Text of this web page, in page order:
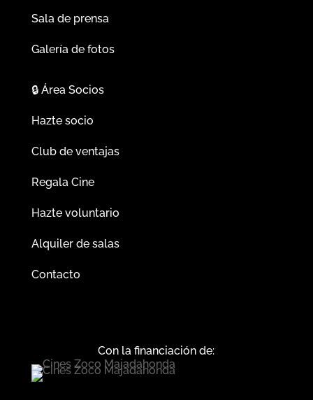
Sala de prensa
Galería de fotos
🔒Área Socios
Hazte socio
Club de ventajas
Regala Cine
Hazte voluntario
Alquiler de salas
Contacto
Con la financiación de: